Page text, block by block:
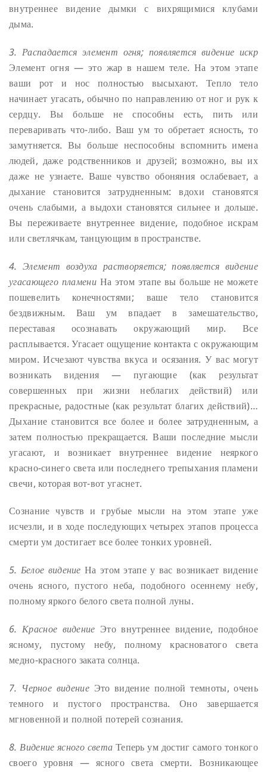
внутреннее видение дымки с вихрящимися клубами
дыма.
3. Распадается элемент огня; появляется видение искр
Элемент огня — это жар в нашем теле. На этом этапе
ваши рот и нос полностью высыхают. Тепло тело
начинает угасать, обычно по направлению от ног и рук к
сердцу. Вы больше не способны есть, пить или
переваривать что-либо. Ваш ум то обретает ясность, то
замутняется. Вы больше неспособны вспомнить имена
людей, даже родственников и друзей; возможно, вы их
даже не узнаете. Ваше чувство обоняния ослабевает, а
дыхание становится затрудненным: вдохи становятся
очень слабыми, а выдохи становятся сильнее и дольше.
Вы переживаете внутреннее видение, подобное искрам
или светлячкам, танцующим в пространстве.
4. Элемент воздуха растворяется; появляется видение
угасающего пламениНа этом этапе вы больше не можете
пошевелить конечностями; ваше тело становится
бездвижным. Ваш ум впадает в замешательство,
переставая осознавать окружающий мир. Все
расплывается. Угасает ощущение контакта с окружающим
миром. Исчезают чувства вкуса и осязания. У вас могут
возникать видения — пугающие (как результат
совершенных при жизни неблагих действий) или
прекрасные, радостные (как результат благих действий)…
Дыхание становится все более и более затрудненным, а
затем полностью прекращается. Ваши последние мысли
угасают, и возникает внутреннее видение неяркого
красно-синего света или последнего трепыхания пламени
свечи, которая вот-вот угаснет.
Сознание чувств и грубые мысли на этом этапе уже
исчезли, и в ходе последующих четырех этапов процесса
смерти ум достигает все более тонких уровней.
5. Белое видение На этом этапе у вас возникает видение
очень ясного, пустого неба, подобного осеннему небу,
полному яркого белого света полной луны.
6. Красное видение Это внутреннее видение, подобное
ясному, пустому небу, полному красноватого света
медно-красного заката солнца.
7. Черное видениеЭто видение полной темноты, очень
темного и пустого пространства. Оно завершается
мгновенной и полной потерей сознания.
8. Видение ясного света Теперь ум достиг самого тонкого
своего уровня — ясного света смерти. Возникающее